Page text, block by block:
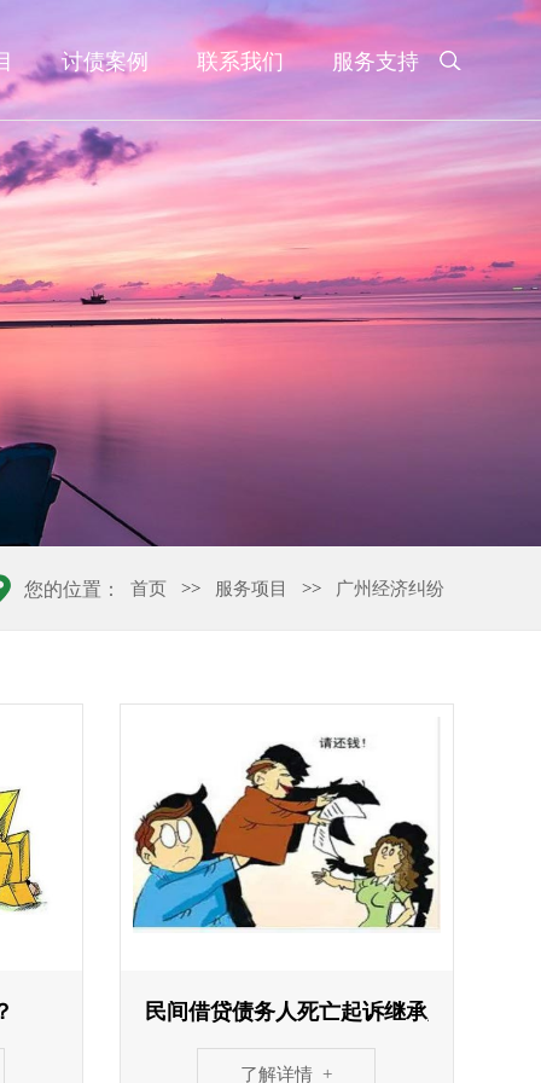
讨债案例 联系我们 服务支持
您的位置： 首页 >> 服务项目 >> 广州经济纠纷
民间借贷债务人死亡起诉继承人
了解详情 +